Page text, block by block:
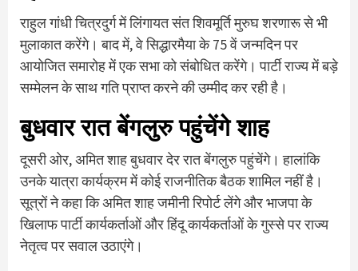
राहुल गांधी चित्रदुर्ग में लिंगायत संत शिवमूर्ति मुरुघ शरणारू से भी
मुलाकात करेंगे। बाद में, वे सिद्धारमैया के 75 वें जन्मदिन पर
आयोजित समारोह में एक सभा को संबोधित करेंगे। पार्टी राज्य में बड़े
सम्मेलन के साथ गति प्राप्त करने की उम्मीद कर रही है।
बुधवार रात बेंगलुरु पहुंचेंगे शाह
दूसरी ओर, अमित शाह बुधवार देर रात बेंगलुरु पहुंचेंगे। हालांकि
उनके यात्रा कार्यक्रम में कोई राजनीतिक बैठक शामिल नहीं है।
सूत्रों ने कहा कि अमित शाह जमीनी रिपोर्ट लेंगे और भाजपा के
खिलाफ पार्टी कार्यकर्ताओं और हिंदू कार्यकर्ताओं के गुस्से पर राज्य
नेतृत्व पर सवाल उठाएंगे।